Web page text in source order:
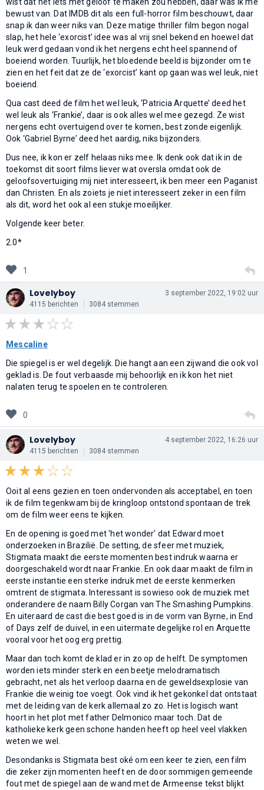
bewust van. Dat IMDB dit als een full-horror film beschouwt, daar
snap ik dan weer niks van. Deze matige thriller film begon nogal
slap, het hele ‘exorcist’ idee was al vrij snel bekend en hoewel dat
leuk werd gedaan vond ik het nergens echt heel spannend of
boeiend worden. Tuurlijk, het bloedende beeld is bijzonder om te
zien en het feit dat ze de ‘exorcist’ kant op gaan was wel leuk, niet
boeiend.
Qua cast deed de film het wel leuk, ‘Patricia Arquette’ deed het
wel leuk als ‘Frankie’, daar is ook alles wel mee gezegd. Ze wist
nergens echt overtuigend over te komen, best zonde eigenlijk.
Ook ‘Gabriel Byrne’ deed het aardig, niks bijzonders.
Dus nee, ik kon er zelf helaas niks mee. Ik denk ook dat ik in de
toekomst dit soort films liever wat oversla omdat ook de
geloofsovertuiging mij niet interesseert, ik ben meer een Paganist
dan Christen. En als zoiets je niet interesseert zeker in een film
als dit, word het ook al een stukje moeilijker.
Volgende keer beter.
2.0*
1
Lovelyboy
4115 berichten 3084 stemmen
3 september 2022, 19:02 uur
Mescaline
Die spiegel is er wel degelijk. Die hangt aan een zijwand die ook vol
geklad is. De fout verbaasde mij behoorlijk en ik kon het niet
nalaten terug te spoelen en te controleren.
0
Lovelyboy
4115 berichten 3084 stemmen
4 september 2022, 16:26 uur
Ooit al eens gezien en toen ondervonden als acceptabel, en toen
ik de film tegenkwam bij de kringloop ontstond spontaan de trek
om de film weer eens te kijken.
En de opening is goed met 'het wonder' dat Edward moet
onderzoeken in Brazilië. De setting, de sfeer met muziek,
Stigmata maakt die eerste momenten best indruk waarna er
doorgeschakeld wordt naar Frankie. En ook daar maakt de film in
eerste instantie een sterke indruk met de eerste kenmerken
omtrent de stigmata. Interessant is sowieso ook de muziek met
onderandere de naam Billy Corgan van The Smashing Pumpkins.
En uiteraard de cast die best goed is in de vorm van Byrne, in End
of Days zelf de duivel, in een uitermate degelijke rol en Arquette
vooral voor het oog erg prettig.
Maar dan toch komt de klad er in zo op de helft. De symptomen
worden iets minder sterk en een beetje melodramatisch
gebracht, net als het verloop daarna en de geweldsexplosie van
Frankie die weinig toe voegt. Ook vind ik het gekonkel dat ontstaat
met de leiding van de kerk allemaal zo zo. Het is logisch want
hoort in het plot met father Delmonico maar toch. Dat de
katholieke kerk geen schone handen heeft op heel veel vlakken
weten we wel.
Desondanks is Stigmata best oké om een keer te zien, een film
die zeker zijn momenten heeft en de door sommigen gemeende
fout met de spiegel aan de wand met de Armeense tekst blijkt